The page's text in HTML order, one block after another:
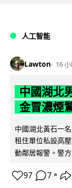
人工智能
Lawton 16
中國湖北
金冒濃煙
中國湖北黃石一
租住單位私設高
動鄰居報警。警
97 7 ↗